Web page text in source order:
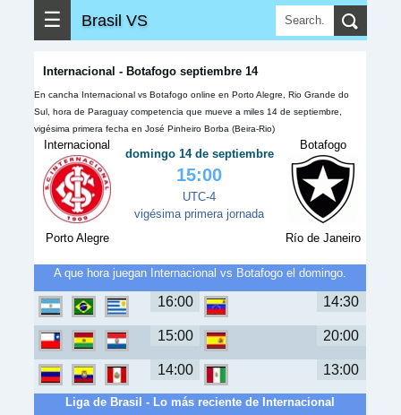
☰ Brasil VS
Internacional - Botafogo septiembre 14
En cancha Internacional vs Botafogo online en Porto Alegre, Rio Grande do
Sul, hora de Paraguay competencia que mueve a miles 14 de septiembre,
vigésima primera fecha en José Pinheiro Borba (Beira-Rio)
Internacional
Porto Alegre
domingo 14 de septiembre
15:00
UTC-4
vigésima primera jornada
Botafogo
Río de Janeiro
A que hora juegan Internacional vs Botafogo el domingo.
16:00 14:30
15:00 20:00
14:00 13:00
Liga de Brasil - Lo más reciente de Internacional